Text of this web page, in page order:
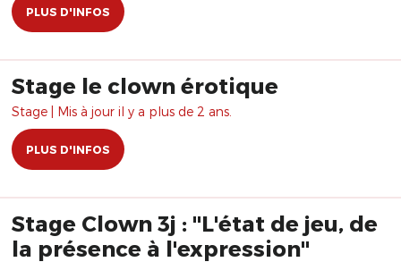
PLUS D'INFOS
Stage le clown érotique
Stage | Mis à jour il y a plus de 2 ans.
PLUS D'INFOS
Stage Clown 3j : "L'état de jeu, de
la présence à l'expression"